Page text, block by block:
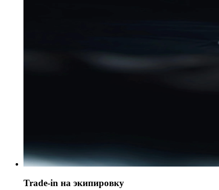
Trade-in на экипировку